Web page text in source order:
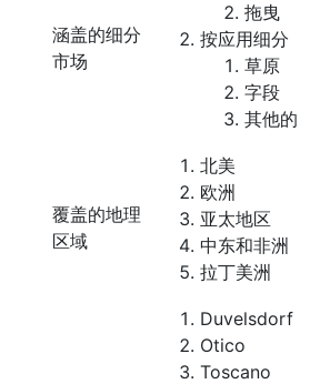
涵盖的细分
市场
拖曳
按应用细分
草原
字段
其他的
覆盖的地理
区域
北美
欧洲
亚太地区
中东和非洲
拉丁美洲
Duvelsdorf
Otico
Toscano